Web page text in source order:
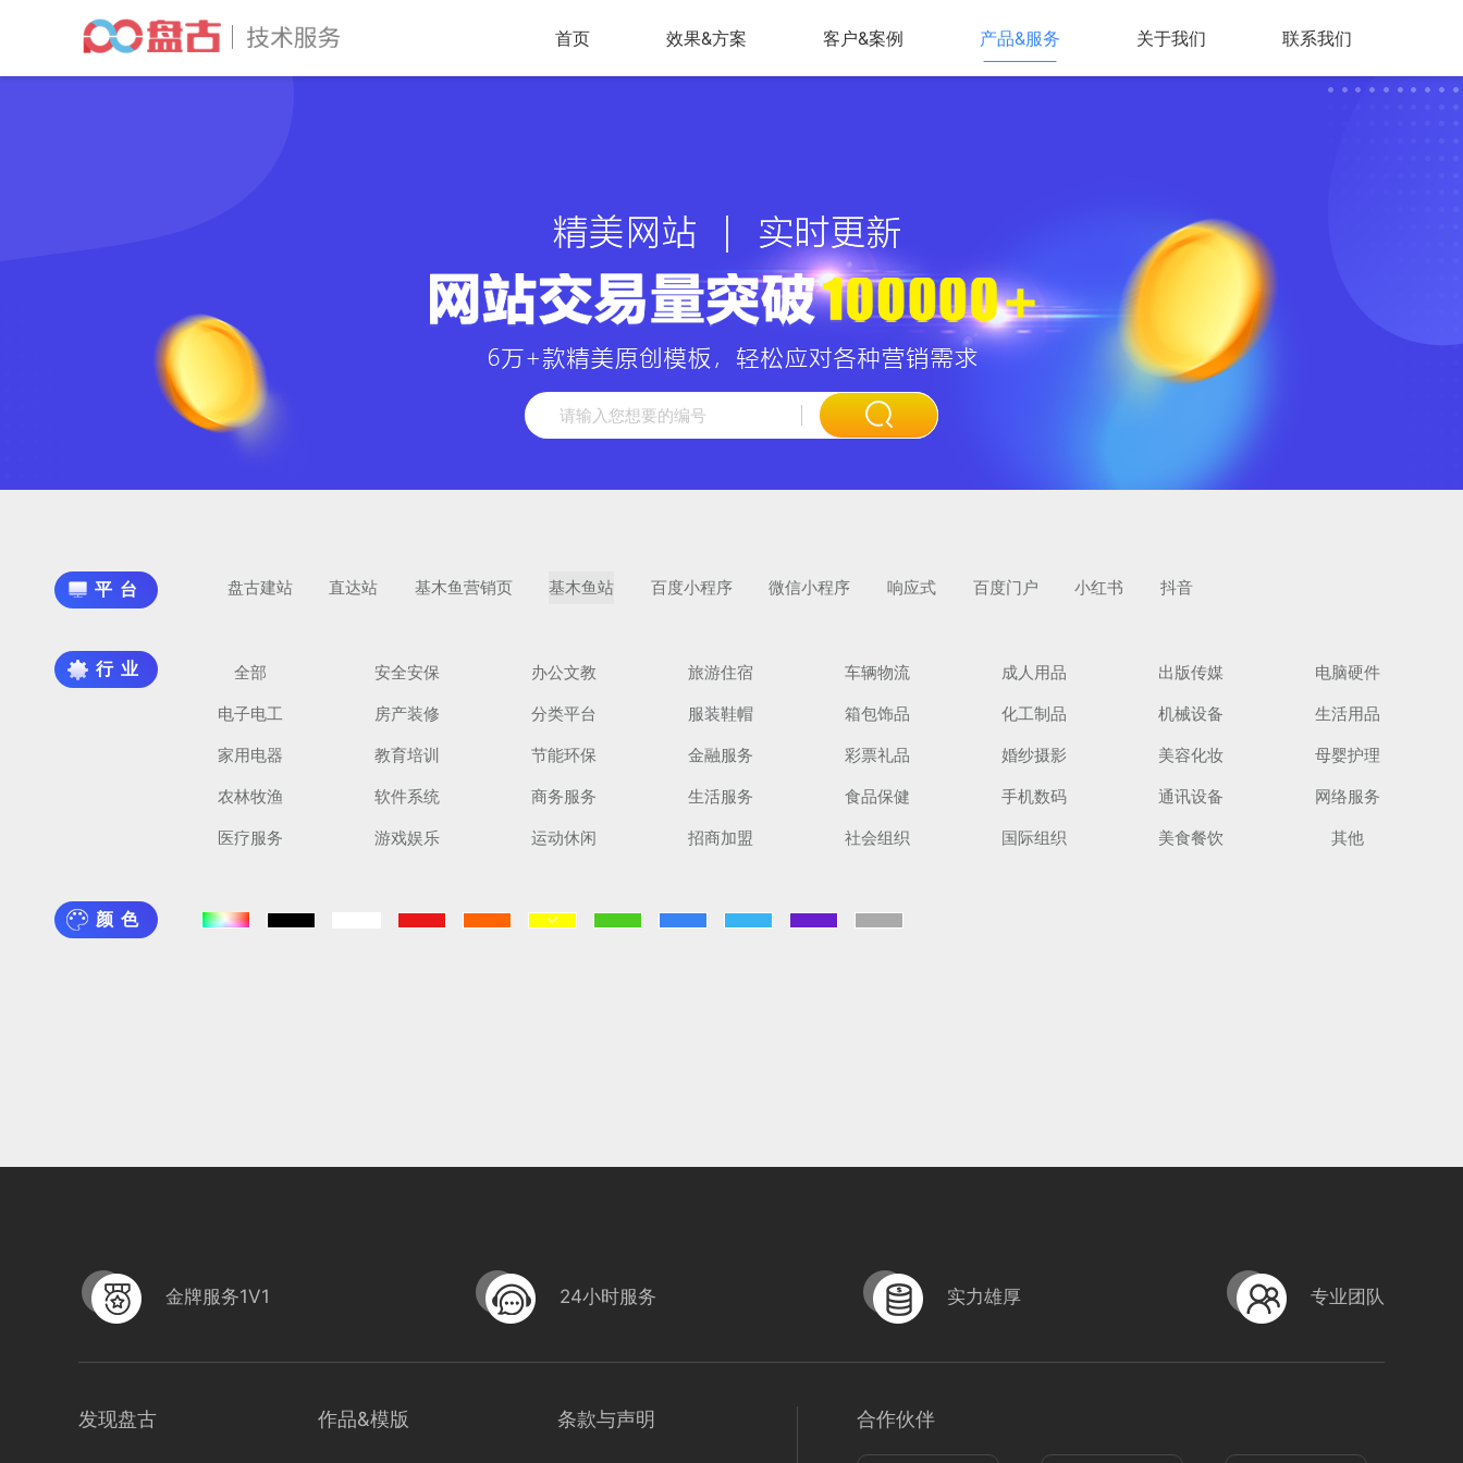
首页 效果&方案 客户&案例 产品&服务 关于我们 联系我们
平台 盘古建站 直达站 基木鱼营销页 基木鱼站 百度小程序 微信小程序 响应式 百度门户 小红书 抖音
行业 全部 安全安保 办公文教 旅游住宿 车辆物流 成人用品 出版传媒
电脑硬件
电子电工
房产装修 分类平台 服装鞋帽 箱包饰品 化工制品 机械设备
生活用品
家用电器
教育培训 节能环保 金融服务 彩票礼品 婚纱摄影 美容化妆
母婴护理
农林牧渔
软件系统 商务服务 生活服务 食品保健 手机数码 通讯设备
网络服务
医疗服务
游戏娱乐 运动休闲 招商加盟 社会组织 国际组织 美食餐饮 其他
颜色
扫码手机预览
金牌服务1V1 24小时服务 实力雄厚 专业团队
发现盘古 作品&模版 条款与声明 合作伙伴